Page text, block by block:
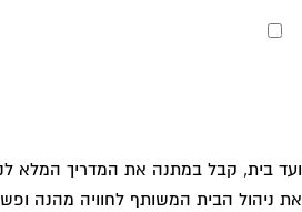
מאשר את תנאי הפרטיות
בית, קבל במתנה את המדריך המלא
ניהול הבית המשותף לחוויה מהנה